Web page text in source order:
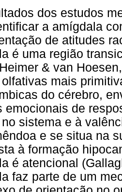
dos estudos
a amígdala
de atitudes
é uma região
& van
mais
do cérebro,
emocionais de
no sistema e à
e se situa na
à formação
é atencional
faz parte de um